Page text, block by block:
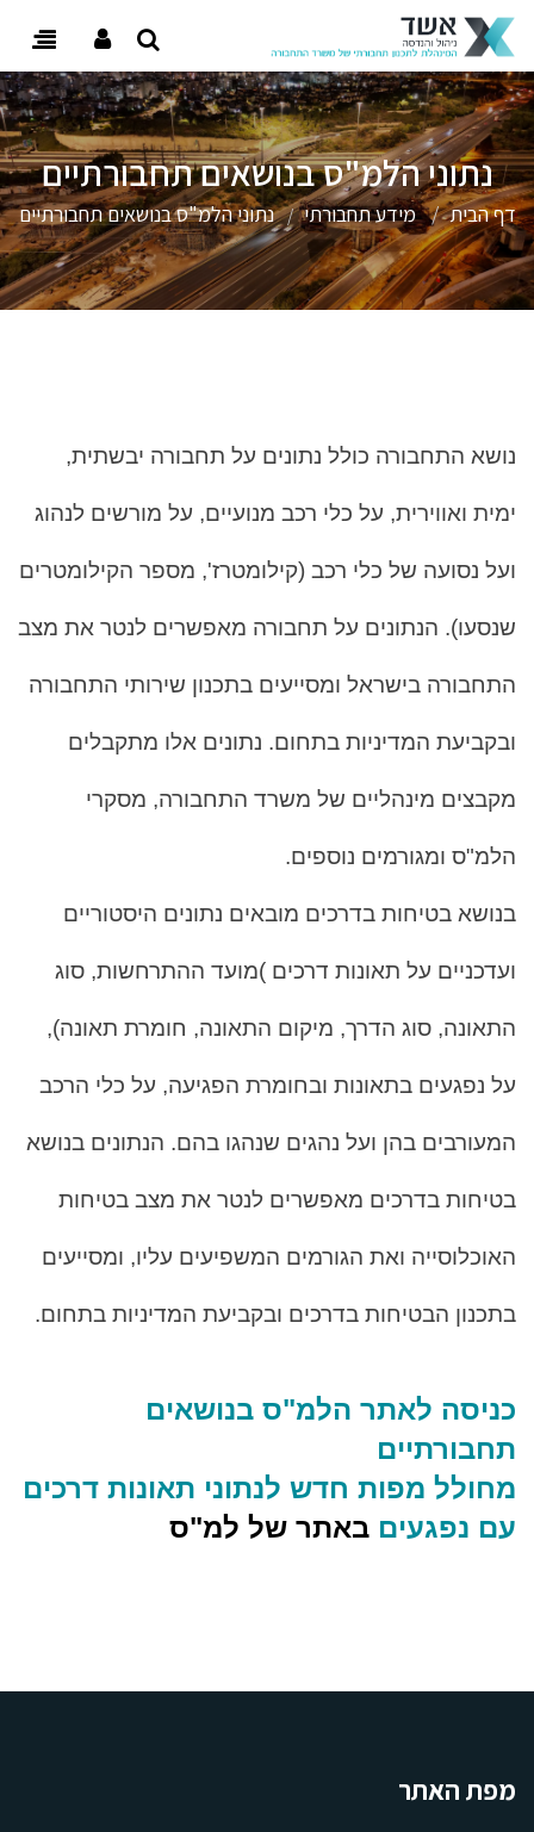
user menu
נתוני הלמ"ס בנושאים תחבורתיים
דף הבית מידע תחבורתי נתוני הלמ"ס בנושאים תחבורתיים
נושא התחבורה כולל נתונים על תחבורה יבשתית,
ימית ואווירית, על כלי רכב מנועיים, על מורשים לנהוג
ועל נסועה של כלי רכב (קילומטרז', מספר הקילומטרים
שנסעו). הנתונים על תחבורה מאפשרים לנטר את מצב
התחבורה בישראל ומסייעים בתכנון שירותי התחבורה
ובקביעת המדיניות בתחום. נתונים אלו מתקבלים
מקבצים מינהליים של משרד התחבורה, מסקרי
הלמ"ס ומגורמים נוספים.
בנושא בטיחות בדרכים מובאים נתונים היסטוריים
ועדכניים על תאונות דרכים )מועד ההתרחשות, סוג
התאונה, סוג הדרך, מיקום התאונה, חומרת תאונה),
על נפגעים בתאונות ובחומרת הפגיעה, על כלי הרכב
המעורבים בהן ועל נהגים שנהגו בהם. הנתונים בנושא
בטיחות בדרכים מאפשרים לנטר את מצב בטיחות
האוכלוסייה ואת הגורמים המשפיעים עליו, ומסייעים
בתכנון הבטיחות בדרכים ובקביעת המדיניות בתחום.
כניסה לאתר הלמ"ס בנושאים
תחבורתיים
מחולל מפות חדש לנתוני תאונות דרכים
עם נפגעים באתר של למ"ס
מפת האתר